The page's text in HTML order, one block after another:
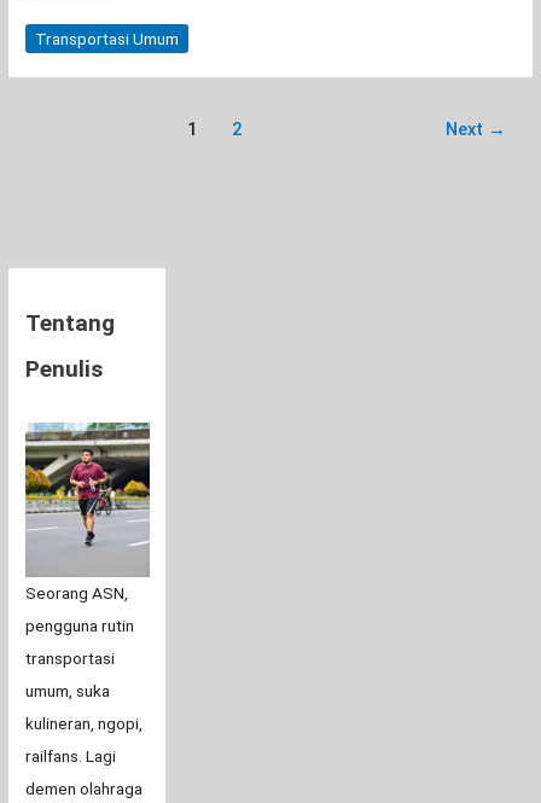
Angkot
Transportasi Umum
1 2 Next →
Tentang
Penulis
Seorang ASN,
pengguna rutin
transportasi
umum, suka
kulineran, ngopi,
railfans. Lagi
demen olahraga